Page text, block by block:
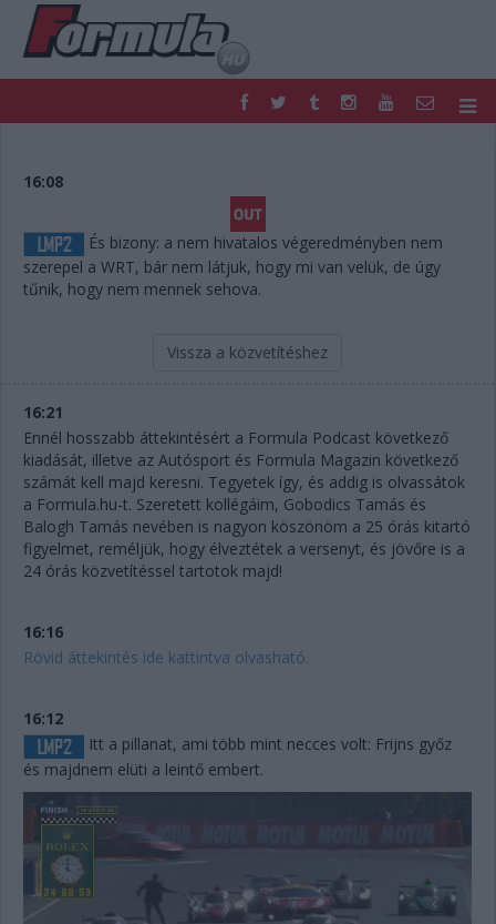
FORMULA
HAZAI
RETRO
EGYÉB
PODCAST
LIVE
16:08
És bizony: a nem hivatalos végeredményben nem
szerepel a WRT, bár nem látjuk, hogy mi van velük, de úgy
tűnik, hogy nem mennek sehova.
Vissza a közvetítéshez
16:21
Ennél hosszabb áttekintésért a Formula Podcast következő
kiadását, illetve az Autósport és Formula Magazin következő
számát kell majd keresni. Tegyetek így, és addig is olvassátok
a Formula.hu-t. Szeretett kollégáim, Gobodics Tamás és
Balogh Tamás nevében is nagyon köszönöm a 25 órás kitartó
figyelmet, reméljük, hogy élveztétek a versenyt, és jövőre is a
24 órás közvetítéssel tartotok majd!
16:16
Rövid áttekintés ide kattintva olvasható.
16:12
Itt a pillanat, ami több mint necces volt: Frijns győz
és majdnem elüti a leintő embert.